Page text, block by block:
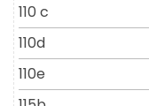
110 c
110d
110e